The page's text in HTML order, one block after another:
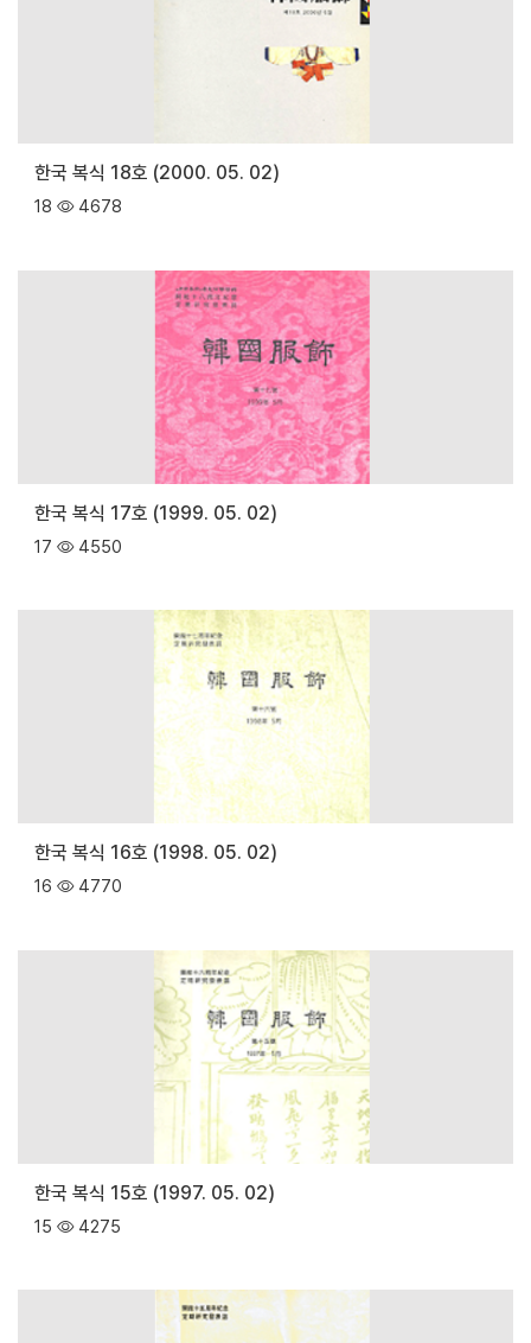
한국 복식 18호 (2000. 05. 02)
18 4678
한국 복식 17호 (1999. 05. 02)
17 4550
한국 복식 16호 (1998. 05. 02)
16 4770
한국 복식 15호 (1997. 05. 02)
15 4275